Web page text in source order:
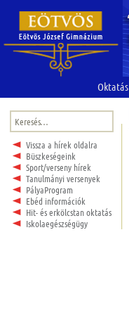
Oktatás
Keresés:
Vissza a hírek oldalra
Büszkeségeink
Sport/verseny hírek
Tanulmányi versenyek
PályaProgram
Ebéd információk
Hit- és erkölcstan oktatás
Iskolaegészségügy